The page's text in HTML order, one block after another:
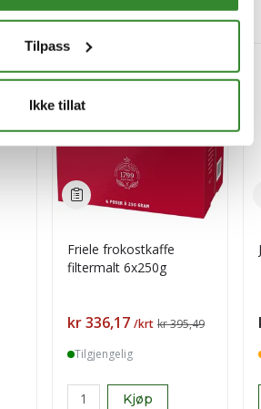
Tilpass
Ikke tillat
Friele frokostkaffe
filtermalt 6x250g
Pris
kr 336,17 /krt kr 395,49
Tilgjengelig
Kjøp